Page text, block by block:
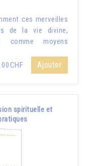
ces merveilles
de la vie divine,
comme moyens
Ajouter
spirituelle et